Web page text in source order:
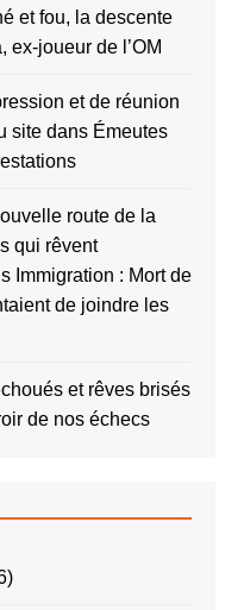
et fou, la descente
ex-joueur de l’OM
et de réunion
sitedans Émeutes
route de la
qui rêvent
Immigration : Mort de
de joindre les
et rêves brisés
de nos échecs